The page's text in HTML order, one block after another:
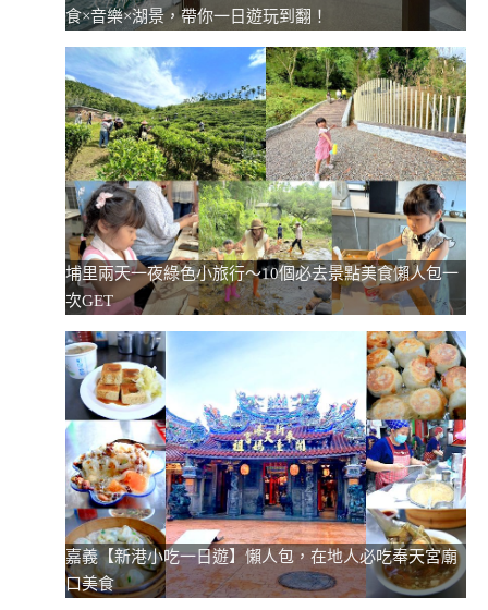
食×音樂×湖景，帶你一日遊玩到翻！
埔里兩天一夜綠色小旅行～10個必去景點美食懶人包一
次GET
嘉義【新港小吃一日遊】懶人包，在地人必吃奉天宮廟
口美食